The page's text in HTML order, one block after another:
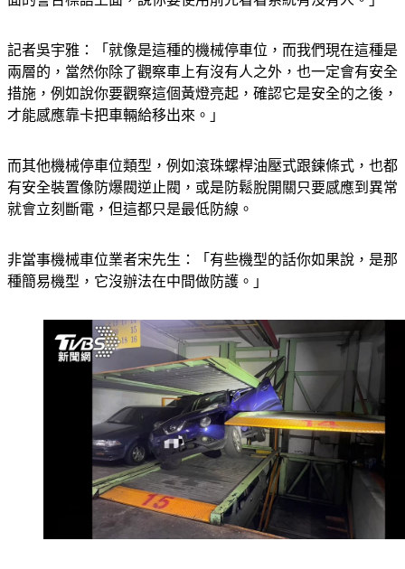
兩層的，當然你除了觀察車上有沒有人之外，也一定會有安全
措施，例如說你要觀察這個黃燈亮起，確認它是安全的之後，
才能感應靠卡把車輛給移出來。」
有安全裝置像防爆閥逆止閥，或是防鬆脫開關只要感應到異常
就會立刻斷電，但這都只是最低防線。
種簡易機型，它沒辦法在中間做防護。」